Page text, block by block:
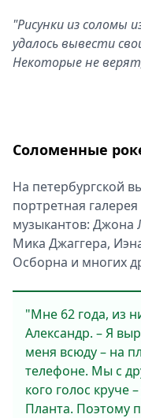
"Рисунки из соломы
удалось вывести
Некоторые не
Соломенные
На петербургской
портретная
музыкантов: Джона
Мика Джаггера,
Осборна и многих
"Мне 62 года, из
Александр. – Я
меня всюду – на
телефоне. Мы с
кого голос круче
Планта. Поэтому